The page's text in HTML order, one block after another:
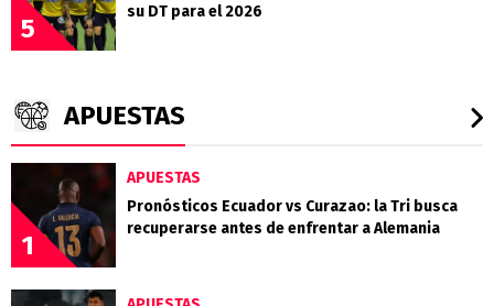
5
su DT para el 2026
APUESTAS
1
APUESTAS
Pronósticos Ecuador vs Curazao: la Tri busca
recuperarse antes de enfrentar a Alemania